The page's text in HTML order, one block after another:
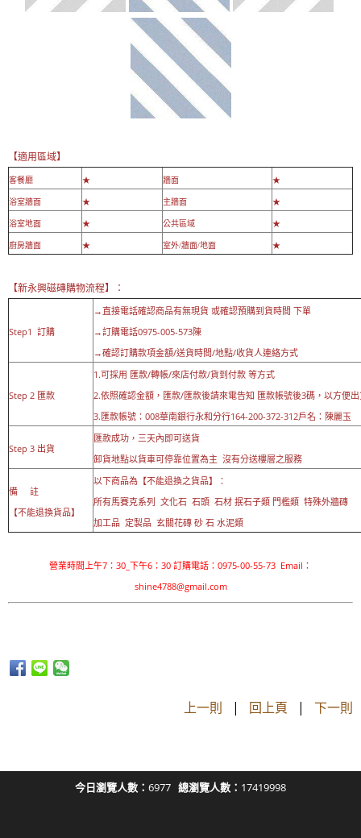
【適用區域】
客餐廳 ★ 牆面 ★
浴室牆面 ★ 主牆面 ★
浴室地面 ★ 公共區域 ★
廚房牆面 ★ 室外/牆面/地面 ★
【新永興磁磚購物流程】：
Step1 訂購
→直接電話確認商品有無現貨 或確認預購到貨時間 下單
→訂購電話0975-005-573陳
→確認訂購款項金額/送貨時間/地點/收貨人連絡方式
Step 2 匯款
1.可採用 匯款/轉帳/來店付款/貨到付款 等方式
2.依照確認金額，匯款/匯款後請來電告知 匯款帳號後3碼，以方便
3.匯款帳號：008華南銀行永和分行164-200-372-312戶名：陳麗玉
Step 3 出貨
匯款成功，三天內即可送貨
卸貨地點以貨車可停靠位置為主 沒有分送樓層之服務
備 註
【不能退換貨品】
以下商品為【不能退換之貨品】：
所有馬賽克系列 文化石 石頭 石材 抿石子類 門檻類 特殊外牆磚
加工品 定製品 玄關花磚 砂 石 水泥類
營業時間上午7：30_下午6：30 訂購電話：0975-00-55-73 Email：
shine4788@gmail.com
上一則 | 回上頁 | 下一則
今日瀏覽人數： 6977 總瀏覽人數： 17419998